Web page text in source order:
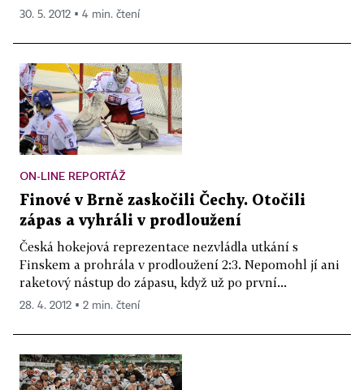
30. 5. 2012 ▪ 4 min. čtení
ON-LINE REPORTÁŽ
Finové v Brně zaskočili Čechy. Otočili
zápas a vyhráli v prodloužení
Česká hokejová reprezentace nezvládla utkání s
Finskem a prohrála v prodloužení 2:3. Nepomohl jí ani
raketový nástup do zápasu, když už po první...
28. 4. 2012 ▪ 2 min. čtení